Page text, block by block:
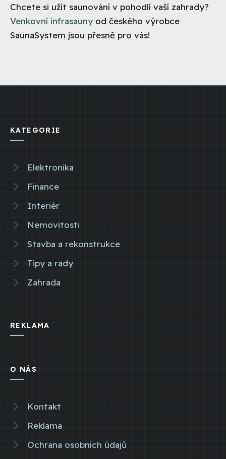
Chcete si užít saunování v pohodlí vaší zahrady?
Venkovní infrasauny od českého výrobce
SaunaSystem jsou přesně pro vás!
KATEGORIE
Elektronika
Finance
Interiér
Nemovitosti
Stavba a rekonstrukce
Tipy a rady
Zahrada
REKLAMA
O NÁS
Kontakt
Reklama
Ochrana osobních údajů